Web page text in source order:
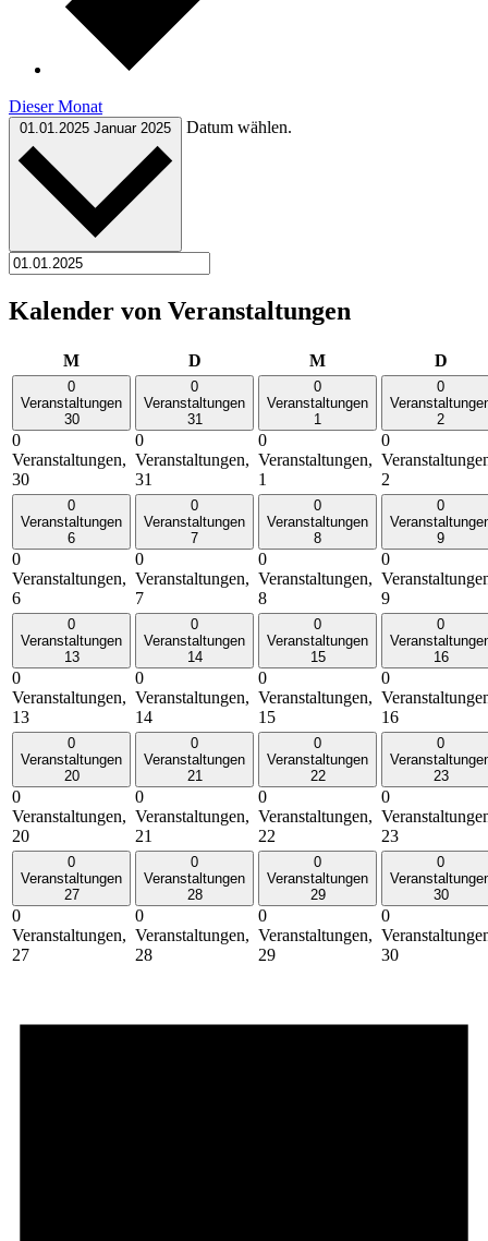
Dieser Monat
01.01.2025 Januar 2025 Datum wählen.
Kalender von Veranstaltungen
MMontag DDienstag MMittwoch D
0
Veranstaltungen
30
0
Veranstaltungen,
30
0
Veranstaltungen
31
0
Veranstaltungen,
31
0
Veranstaltungen
1
0
Veranstaltungen,
1
0
2
0
2
0
Veranstaltungen
6
0
Veranstaltungen,
6
0
Veranstaltungen
7
0
Veranstaltungen,
7
0
Veranstaltungen
8
0
Veranstaltungen,
8
0
9
0
9
0
Veranstaltungen
13
0
Veranstaltungen,
13
0
Veranstaltungen
14
0
Veranstaltungen,
14
0
Veranstaltungen
15
0
Veranstaltungen,
15
0
16
0
16
0
Veranstaltungen
20
0
Veranstaltungen,
20
0
Veranstaltungen
21
0
Veranstaltungen,
21
0
Veranstaltungen
22
0
Veranstaltungen,
22
0
23
0
23
0
Veranstaltungen
27
0
Veranstaltungen,
27
0
Veranstaltungen
28
0
Veranstaltungen,
28
0
Veranstaltungen
29
0
Veranstaltungen,
29
0
30
0
30